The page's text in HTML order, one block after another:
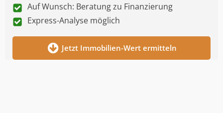
Auf Wunsch: Beratung zu Finanzierung
Express-Analyse möglich
Jetzt Immobilien-Wert ermitteln